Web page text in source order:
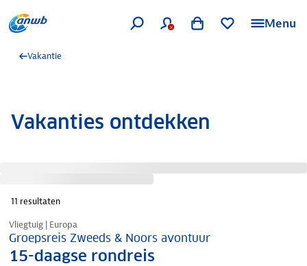
Menu
Vakantie
Vakanties ontdekken
11 resultaten
Nazomer korting
Vliegtuig | Europa
Groepsreis Zweeds & Noors avontuur
15-daagse rondreis